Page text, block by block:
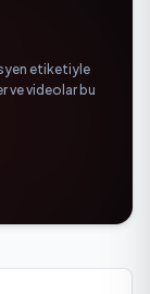
etiketiyle
ve videolar bu